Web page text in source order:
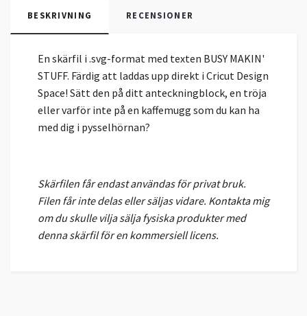
BESKRIVNING RECENSIONER
En skärfil i .svg-format med texten BUSY MAKIN'
STUFF. Färdig att laddas upp direkt i Cricut Design
Space! Sätt den på ditt anteckningblock, en tröja
eller varför inte på en kaffemugg som du kan ha
med dig i pysselhörnan?
Skärfilen får endast användas för privat bruk.
Filen får inte delas eller säljas vidare. Kontakta mig
om du skulle vilja sälja fysiska produkter med
denna skärfil för en kommersiell licens.